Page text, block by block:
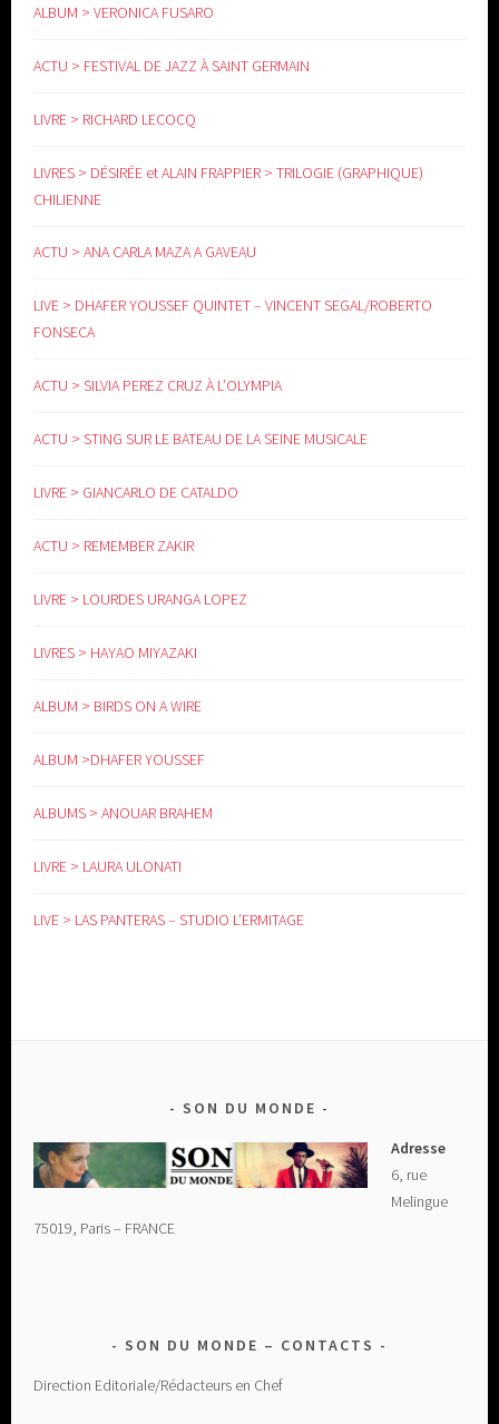
ALBUM > VERONICA FUSARO
ACTU > FESTIVAL DE JAZZ À SAINT GERMAIN
LIVRE > RICHARD LECOCQ
LIVRES > DÉSIRÉE et ALAIN FRAPPIER > TRILOGIE (GRAPHIQUE)
CHILIENNE
ACTU > ANA CARLA MAZA A GAVEAU
LIVE > DHAFER YOUSSEF QUINTET – VINCENT SEGAL/ROBERTO
FONSECA
ACTU > SILVIA PEREZ CRUZ À L’OLYMPIA
ACTU > STING SUR LE BATEAU DE LA SEINE MUSICALE
LIVRE > GIANCARLO DE CATALDO
ACTU > REMEMBER ZAKIR
LIVRE > LOURDES URANGA LOPEZ
LIVRES > HAYAO MIYAZAKI
ALBUM > BIRDS ON A WIRE
ALBUM >DHAFER YOUSSEF
ALBUMS > ANOUAR BRAHEM
LIVRE > LAURA ULONATI
LIVE > LAS PANTERAS – STUDIO L’ERMITAGE
SON DU MONDE
Adresse
6, rue
Melingue
75019, Paris – FRANCE
SON DU MONDE – CONTACTS
Direction Editoriale/Rédacteurs en Chef